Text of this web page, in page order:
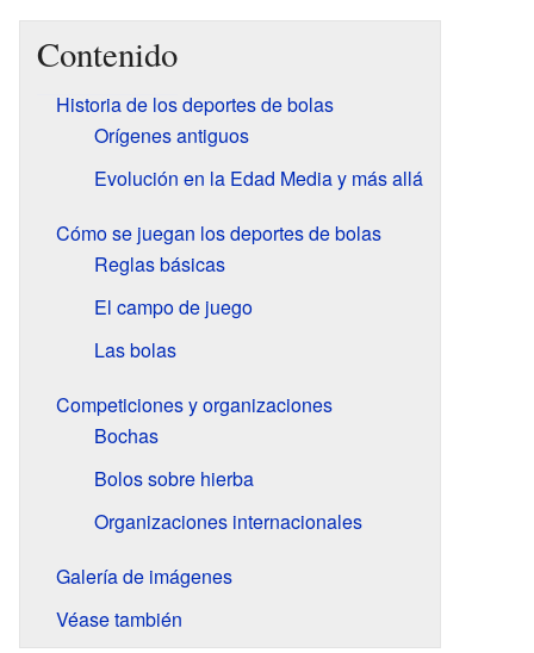
Contenido
Historia de los deportes de bolas
Orígenes antiguos
Evolución en la Edad Media y más allá
Cómo se juegan los deportes de bolas
Reglas básicas
El campo de juego
Las bolas
Competiciones y organizaciones
Bochas
Bolos sobre hierba
Organizaciones internacionales
Galería de imágenes
Véase también